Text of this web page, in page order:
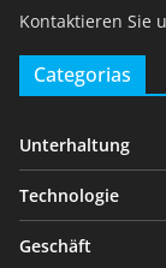
Kontaktieren Sie
Categorias
Unterhaltung
Technologie
Geschäft